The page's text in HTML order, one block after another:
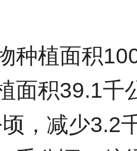
种植面积
面积39.1千
，减少3.2